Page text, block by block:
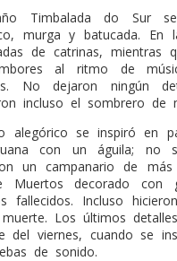
Timbalada do Sur
murga y batucada.
de catrinas, mientras
al ritmo de
No dejaron ningún
incluso el sombrero de
alegórico se inspiró en
con un águila; no
un campanario de
Muertos decorado con
fallecidos. Incluso
Los últimos
del viernes, cuando se
de sonido.